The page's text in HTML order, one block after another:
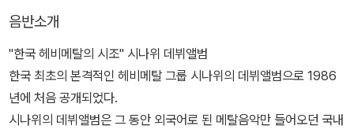
음반소개
"한국 헤비메탈의 시조" 시나위 데뷔앨범
한국 최초의 본격적인 헤비메탈 그룹 시나위의 데뷔앨범으로 1986
년에 처음 공개되었다.
시나위의 데뷔앨범은 그 동안 외국어로 된 메탈음악만 들어오던 국내